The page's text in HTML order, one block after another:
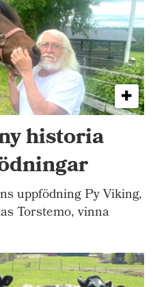
historia
uppfödning Py Viking,
Torstemo, vinna